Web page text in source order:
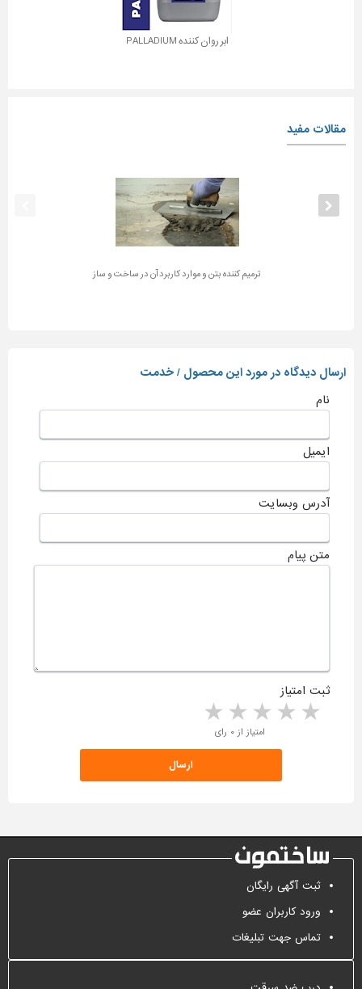
ابر روان کننده PALLADIUM
مقالات مفید
ترمیم کننده بتن و موارد کاربرد آن در ساخت و ساز
ارسال دیدگاه در مورد این محصول / خدمت
نام
ایمیل
آدرس وبسایت
متن پیام
ثبت امتیاز
4 stars 3 stars 2 stars 1 star امتیاز از ۰ رای
ثبت آگهی رایگان
ورود کاربران عضو
تماس جهت تبلیغات